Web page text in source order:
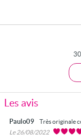
Les avis
Paulo09
Très originale
Le 26/08/2022